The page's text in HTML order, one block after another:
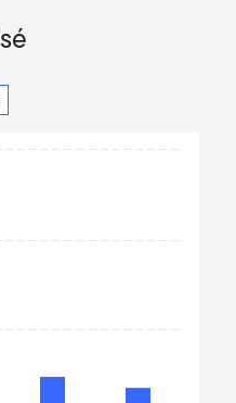
values. Data ranges from 7.96